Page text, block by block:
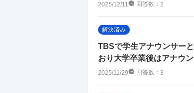
2025/12/11 回答数： 2
解決済み
TBSで学生アナウンサー
おり大学卒業後はアナウ
2025/11/29 回答数： 3